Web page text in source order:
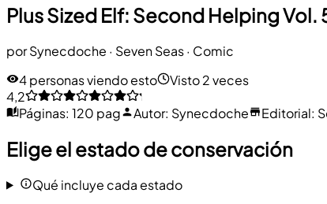
Plus Sized Elf: Second Helping Vol.
porSynecdoche · Seven Seas· Comic
4 personas viendo esto
Visto 2 veces
4,2
Páginas: 120 pag Autor: Synecdoche Editorial:
Elige el estado de conservación
Qué incluye cada estado